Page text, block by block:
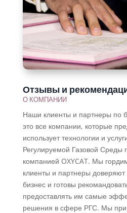
Отзывы и
О КОМПАНИИ
Наши клиенты и партнеры по
это все компании, которые
использует технологии и
Регулируемой Газовой Среды
компанией OXYCAT. Мы
клиенты и партнеры
бизнес и готовы
предоставлять им самые
решения в сфере РГС. Мы